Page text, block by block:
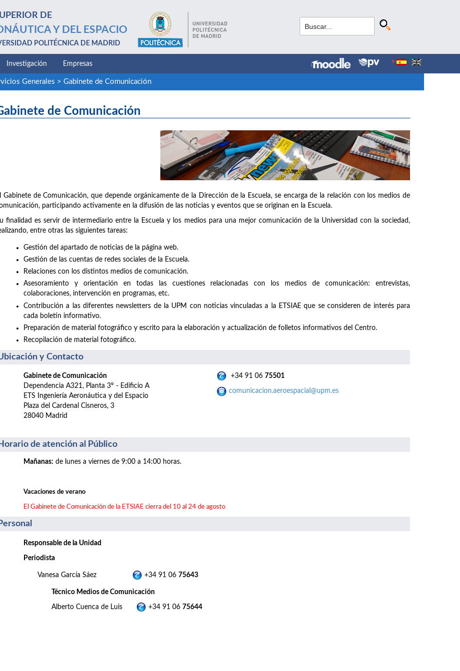
DE
Y DEL ESPACIO
POLITÉCNICA DE MADRID
Investigación Empresas
Generales > Gabinete de Comunicación
de Comunicación
Gabinete de Comunicación, que depende orgánicamente de la Dirección de la Escuela, se encarga de la relación con los medios de
participando activamente en la difusión de las noticias y eventos que se originan en la Escuela.
finalidad es servir de intermediario entre la Escuela y los medios para una mejor comunicación de la Universidad con la sociedad,
entre otras las siguientes tareas:
Gestión del apartado de noticias de la página web.
Gestión de las cuentas de redes sociales de la Escuela.
Relaciones con los distintos medios de comunicación.
Asesoramiento y orientación en todas las cuestiones relacionadas con los medios de comunicación: entrevistas,
colaboraciones, intervención en programas, etc.
Contribución a las diferentes newsletters de la UPM con noticias vinculadas a la ETSIAE que se consideren de interés para
cada boletín informativo.
Preparación de material fotográfico y escrito para la elaboración y actualización de folletos informativos del Centro.
Recopilación de material fotográfico.
y Contacto
Gabinete de Comunicación
Dependencia A321, Planta 3º - Edificio A
ETS Ingeniería Aeronáutica y del Espacio
Plaza del Cardenal Cisneros, 3
28040 Madrid
+34 91 06 75501
comunicacion.aeroespacial@upm.es
Horario de atención al Público
Mañanas: de lunes a viernes de 9:00 a 14:00 horas.
Vacaciones de verano
El Gabinete de Comunicación de la ETSIAE cierra del 10 al 24 de agosto
Personal
Responsable de la Unidad
Periodista
Vanesa García Sáez +34 91 06 75643
Técnico Medios de Comunicación
Alberto Cuenca de Luis +34 91 06 75644